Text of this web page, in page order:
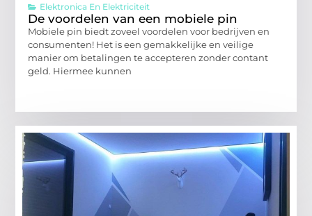
Elektronica En Elektriciteit
De voordelen van een mobiele pin
Mobiele pin biedt zoveel voordelen voor bedrijven en
consumenten! Het is een gemakkelijke en veilige
manier om betalingen te accepteren zonder contant
geld. Hiermee kunnen